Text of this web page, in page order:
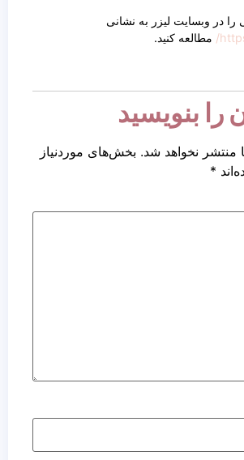
را در وبسایت لیزر به نشانی
مطالعه کنید.
را بنویسید
منتشر نخواهد شد. بخش‌های موردنیاز
*